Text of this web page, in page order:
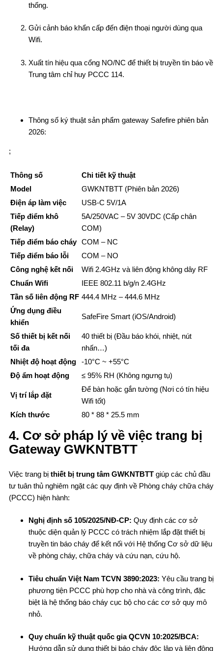
thống.
Gửi cảnh báo khẩn cấp đến điện thoại người dùng qua
Wifi.
Xuất tín hiệu qua cổng NO/NC để thiết bị truyền tin báo về
Trung tâm chỉ huy PCCC 114.
Thông số ký thuật sản phẩm gateway Safefire phiên bản
2026:
;
Thông số
Chi tiết kỹ thuật
Model
GWKNTBTT (Phiên bản 2026)
Điện áp làm việc
USB-C 5V/1A
Tiếp điểm khô
(Relay)
5A/250VAC – 5V 30VDC (Cấp chân
COM)
Tiếp điểm báo cháy COM – NC
Tiếp điểm báo lỗi
COM – NO
Công nghệ kết nối
Wifi 2.4GHz và liên động không dây RF
Chuẩn Wifi
IEEE 802.11 b/g/n 2.4GHz
Tần số liên động RF 444.4 MHz – 444.6 MHz
Ứng dụng điều
khiển
SafeFire Smart (iOS/Android)
Số thiết bị kết nối
tối đa
40 thiết bị (Đầu báo khói, nhiệt, nút
nhấn…)
Nhiệt độ hoạt động
-10°C ~ +55°C
Độ ẩm hoạt động
≤ 95% RH (Không ngưng tụ)
Vị trí lắp đặt
Để bàn hoặc gắn tường (Nơi có tín hiệu
Wifi tốt)
Kích thước
80 * 88 * 25.5 mm
4. Cơ sở pháp lý về việc trang bị
Gateway GWKNTBTT
Việc trang bị thiết bị trung tâm GWKNTBTT giúp các chủ đầu
tư tuân thủ nghiêm ngặt các quy định về Phòng cháy chữa cháy
(PCCC) hiện hành:
Nghị định số 105/2025/NĐ-CP: Quy định các cơ sở
thuộc diện quản lý PCCC có trách nhiệm lắp đặt thiết bị
truyền tin báo cháy để kết nối với Hệ thống Cơ sở dữ liệu
về phòng cháy, chữa cháy và cứu nạn, cứu hộ.
Tiêu chuẩn Việt Nam TCVN 3890:2023: Yêu cầu trang bị
phương tiện PCCC phù hợp cho nhà và công trình, đặc
biệt là hệ thống báo cháy cục bộ cho các cơ sở quy mô
nhỏ.
Quy chuẩn kỹ thuật quốc gia QCVN 10:2025/BCA:
Hướng dẫn sử dụng thiết bị báo cháy độc lập và liên động